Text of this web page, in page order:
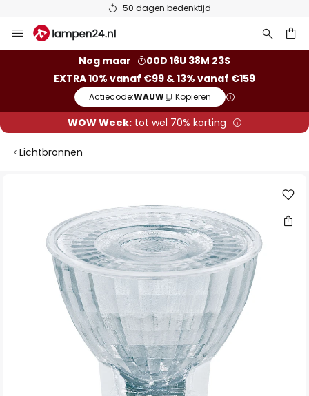
50 dagen bedenktijd
naar
Nog maar
00D 16U 38M 23S
EXTRA 10% vanaf €99 & 13% vanaf €159
Actiecode:WAUW Kopiëren
WOW Week:tot wel 70% korting
Lichtbronnen
afbeeldingen-